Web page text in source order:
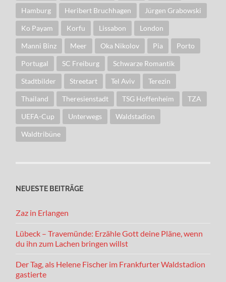
Hamburg Heribert Bruchhagen Jürgen Grabowski
Ko Payam Korfu Lissabon London
Manni Binz Meer Oka Nikolov Pia Porto
Portugal SC Freiburg Schwarze Romantik
Stadtbilder Streetart Tel Aviv Terezin
Thailand Theresienstadt TSG Hoffenheim TZA
UEFA-Cup Unterwegs Waldstadion
Waldtribüne
NEUESTE BEITRÄGE
Zaz in Erlangen
Lübeck – Travemünde: Erzähle Gott deine Pläne, wenn
du ihn zum Lachen bringen willst
Der Tag, als Helene Fischer im Frankfurter Waldstadion
gastierte